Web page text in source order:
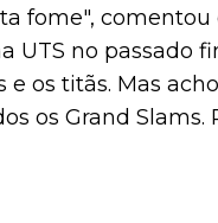
fome", comentou
UTS no passado
os titãs. Mas
os Grand Slams.